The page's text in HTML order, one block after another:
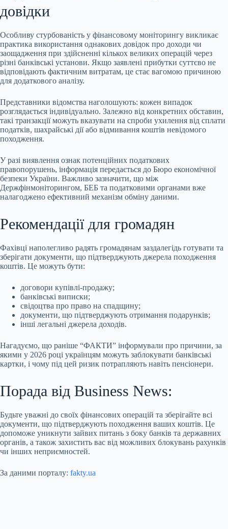
довідки
Особливу стурбованість у фінансовому моніторингу викликає
практика використання однакових довідок про доходи чи
заощадження при здійсненні кількох великих операцій через
різні банківські установи. Якщо заявлені прибутки суттєво не
відповідають фактичним витратам, це стає вагомою причиною
для додаткового аналізу.
Представники відомства наголошують: кожен випадок
розглядається індивідуально. Залежно від конкретних обставин,
такі транзакції можуть вказувати на спроби ухилення від сплати
податків, шахрайські дії або відмивання коштів невідомого
походження.
У разі виявлення ознак потенційних податкових
правопорушень, інформація передається до Бюро економічної
безпеки України. Важливо зазначити, що між
Держфінмоніторингом, БЕБ та податковими органами вже
налагоджено ефективний механізм обміну даними.
Рекомендації для громадян
Фахівці наполегливо радять громадянам заздалегідь готувати та
зберігати документи, що підтверджують джерела походження
коштів. Це можуть бути:
договори купівлі-продажу;
банківські виписки;
свідоцтва про право на спадщину;
документи, що підтверджують отримання подарунків;
інші легальні джерела доходів.
Нагадуємо, що раніше “ФАКТИ” інформували про причини, за
якими у 2026 році українцям можуть заблокувати банківські
картки, і чому під цей ризик потрапляють навіть пенсіонери.
Порада від Business News:
Будьте уважні до своїх фінансових операцій та зберігайте всі
документи, що підтверджують походження ваших коштів. Це
допоможе уникнути зайвих питань з боку банків та державних
органів, а також захистить вас від можливих блокувань рахунків
чи інших неприємностей.
За даними порталу: fakty.ua